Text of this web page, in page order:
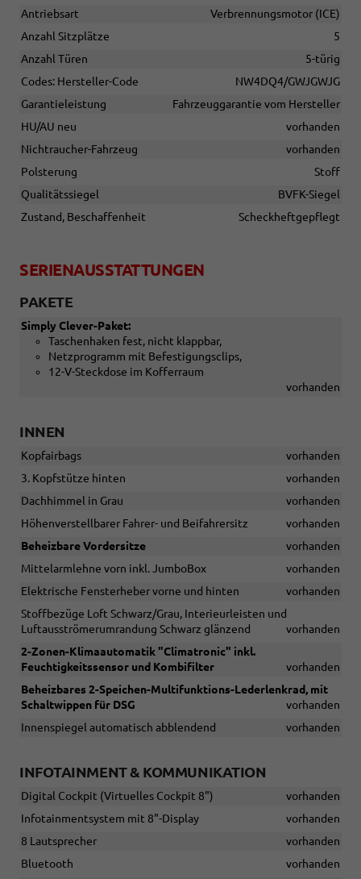
Antriebsart
Verbrennungsmotor (ICE)
Anzahl Sitzplätze
5
Anzahl Türen
5-türig
Codes: Hersteller-Code
NW4DQ4/GWJGWJG
Garantieleistung
Fahrzeuggarantie vom Hersteller
HU/AU neu
vorhanden
Nichtraucher-Fahrzeug
vorhanden
Polsterung
Stoff
Qualitätssiegel
BVFK-Siegel
Zustand, Beschaffenheit
Scheckheftgepflegt
SERIENAUSSTATTUNGEN
PAKETE
Simply Clever-Paket:
Taschenhaken fest, nicht klappbar,
Netzprogramm mit Befestigungsclips,
12-V-Steckdose im Kofferraum
vorhanden
INNEN
Kopfairbags
vorhanden
3. Kopfstütze hinten
vorhanden
Dachhimmel in Grau
vorhanden
Höhenverstellbarer Fahrer- und Beifahrersitz
vorhanden
Beheizbare Vordersitze
vorhanden
Mittelarmlehne vorn inkl. JumboBox
vorhanden
Elektrische Fensterheber vorne und hinten
vorhanden
Stoffbezüge Loft Schwarz/Grau, Interieurleisten und
Luftausströmerumrandung Schwarz glänzend
vorhanden
2-Zonen-Klimaautomatik "Climatronic" inkl.
Feuchtigkeitssensor und Kombifilter
vorhanden
Beheizbares 2-Speichen-Multifunktions-Lederlenkrad, mit
Schaltwippen für DSG
vorhanden
Innenspiegel automatisch abblendend
vorhanden
INFOTAINMENT & KOMMUNIKATION
Digital Cockpit (Virtuelles Cockpit 8")
vorhanden
Infotainmentsystem mit 8"-Display
vorhanden
8 Lautsprecher
vorhanden
Bluetooth
vorhanden